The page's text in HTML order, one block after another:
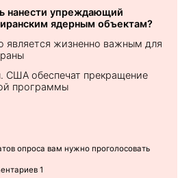
нанести упреждающий
ядерным объектам?
является жизненно важным для
США обеспечат прекращение
программы
опроса вам нужно проголосовать
1